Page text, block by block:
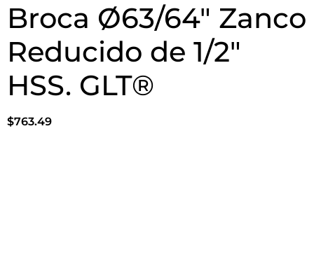
Broca Ø63/64″ Zanco
Reducido de 1/2″
HSS. GLT®
$763.49